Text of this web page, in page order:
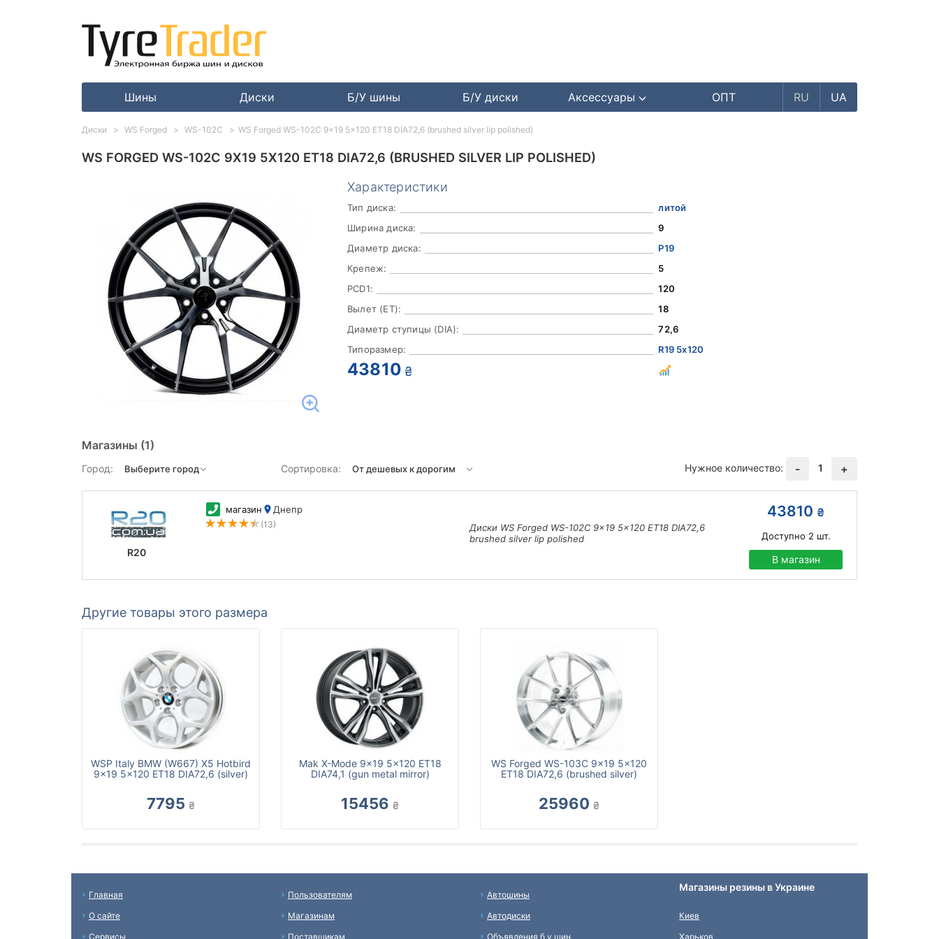
Шины Диски Б/У шины Б/У диски Аксессуары ОПТ RU UA
WS FORGED WS-102C 9X19 5X120 ET18 DIA72,6 (BRUSHED SILVER LIP POLISHED)
Характеристики
Тип диска:
литой
Ширина диска:
9
Диаметр диска:
Р19
Крепеж:
5
PCD1:
120
Вылет (ET):
18
Диаметр ступицы (DIA):
72,6
Типоразмер:
R19 5x120
43810 ₴
Магазины (1)
Город: Сортировка: Нужное количество: - 1 +
R20
магазин Днепр
(13)
Диски WS Forged WS-102C 9x19 5x120 ET18 DIA72,6
brushed silver lip polished
43810 ₴
Доступно 2 шт.
В магазин
Другие товары этого размера
WSP Italy BMW (W667) X5 Hotbird
9x19 5x120 ET18 DIA72,6 (silver)
7795 ₴
Mak X-Mode 9x19 5x120 ET18
DIA74,1 (gun metal mirror)
15456 ₴
WS Forged WS-103C 9x19 5x120
ET18 DIA72,6 (brushed silver)
25960 ₴
Диски WS Forged WS-102C WS Forged WS-102C 9x19 5x120 ET18 DIA72,6 (brushed silver lip polished)
Главная
О сайте
Сервисы
Пользователям
Магазинам
Поставщикам
Автошины
Автодиски
Объявления б у шин
Магазины резины в Украине
Киев
Харьков